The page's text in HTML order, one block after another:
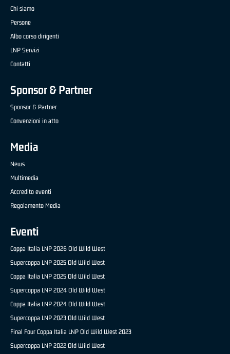
Chi siamo
Persone
Albo corso dirigenti
LNP Servizi
Contatti
Sponsor & Partner
Sponsor & Partner
Convenzioni in atto
Media
News
Multimedia
Accredito eventi
Regolamento Media
Eventi
Coppa Italia LNP 2026 Old Wild West
Supercoppa LNP 2025 Old Wild West
Coppa Italia LNP 2025 Old Wild West
Supercoppa LNP 2024 Old Wild West
Coppa Italia LNP 2024 Old Wild West
Supercoppa LNP 2023 Old Wild West
Final Four Coppa Italia LNP Old Wild West 2023
Supercoppa LNP 2022 Old Wild West